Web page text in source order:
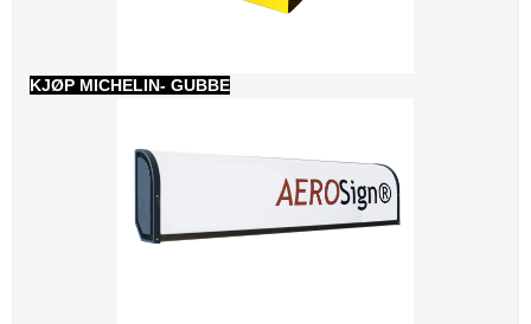
KJØP MICHELIN- GUBBE